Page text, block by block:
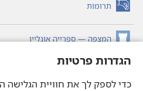
הגדרות פרטיות
כדי לספק לך את חוויית הגלישה
תרומות (פותח
חלון
חדש) המצפה — ספרייה אונליין (פותח
חדש) JW Hub
®
חלון